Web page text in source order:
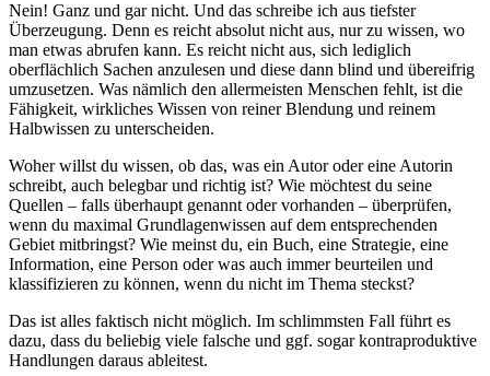
Nein! Ganz und gar nicht. Und das schreibe ich aus tiefster
Überzeugung. Denn es reicht absolut nicht aus, nur zu wissen, wo
man etwas abrufen kann. Es reicht nicht aus, sich lediglich
oberflächlich Sachen anzulesen und diese dann blind und übereifrig
umzusetzen. Was nämlich den allermeisten Menschen fehlt, ist die
Fähigkeit, wirkliches Wissen von reiner Blendung und reinem
Halbwissen zu unterscheiden.
Woher willst du wissen, ob das, was ein Autor oder eine Autorin
schreibt, auch belegbar und richtig ist? Wie möchtest du seine
Quellen – falls überhaupt genannt oder vorhanden – überprüfen,
wenn du maximal Grundlagenwissen auf dem entsprechenden
Gebiet mitbringst? Wie meinst du, ein Buch, eine Strategie, eine
Information, eine Person oder was auch immer beurteilen und
klassifizieren zu können, wenn du nicht im Thema steckst?
Das ist alles faktisch nicht möglich. Im schlimmsten Fall führt es
dazu, dass du beliebig viele falsche und ggf. sogar kontraproduktive
Handlungen daraus ableitest.